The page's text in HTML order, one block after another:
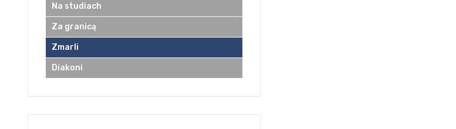
Na studiach
Za granicą
Zmarli
Diakoni